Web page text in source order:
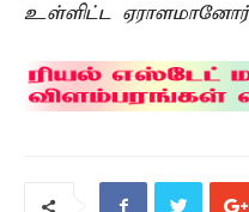
உள்ளிட்ட